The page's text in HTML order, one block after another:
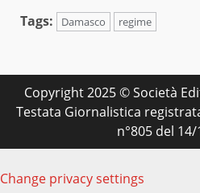
Tags: Damasco regime
Copyright 2025 © Società
Testata Giornalistica
n°805 del 14/
Change privacy settings